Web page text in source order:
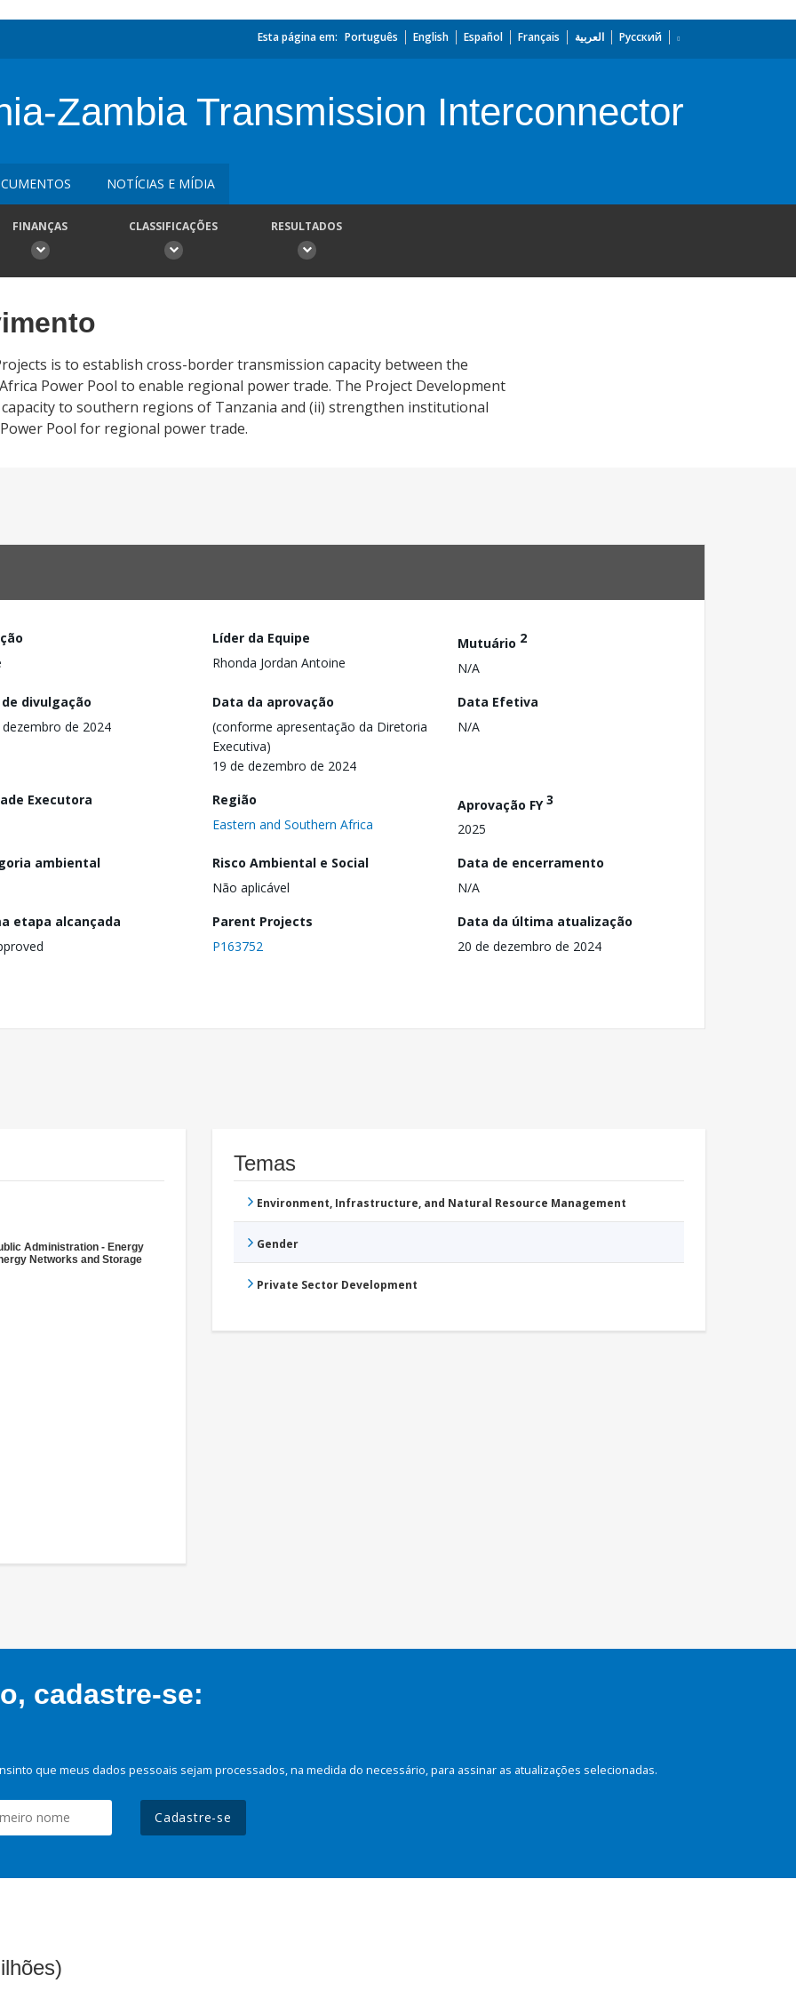
Esta página em: Português English Español Français العربية Русский
Zambia Transmission Interconnector
NOTÍCIAS E MÍDIA
FINANÇAS CLASSIFICAÇÕES RESULTADOS
is to establish cross-border transmission capacity between the
Power Pool to enable regional power trade. The Project Development
to southern regions of Tanzania and (ii) strengthen institutional
Pool for regional power trade.
Líder da Equipe
Rhonda Jordan Antoine
Mutuário 2
N/A
divulgação
de 2024
Data da aprovação
(conforme apresentação da Diretoria
Executiva)
19 de dezembro de 2024
Data Efetiva
N/A
Executora
Região
Eastern and Southern Africa
Aprovação FY3
2025
ambiental
Risco Ambiental e Social
Não aplicável
Data de encerramento
N/A
etapa alcançada
Parent Projects
P163752
Data da última atualização
20 de dezembro de 2024
Administration - Energy
Networks and Storage
Temas
Environment, Infrastructure, and Natural Resource Management
Gender
Private Sector Development
cadastre-se:
que meus dados pessoais sejam processados, na medida do necessário, para assinar as atualizações selecionadas.
Cadastre-se